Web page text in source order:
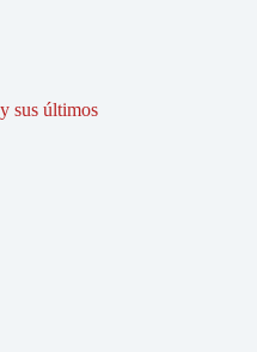
sus últimos